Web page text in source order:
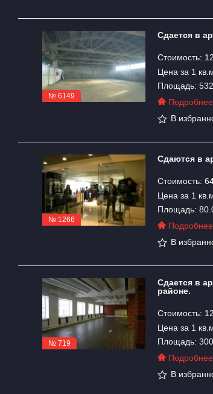
№ 6149
Сдается в
Стоимость:
Цена за 1
Площадь:
В
№ 1266
Cдаются в
Стоимость:
Цена за 1
Площадь:
В
№ 719
Сдается в
районе.
Стоимость:
Цена за 1
Площадь:
В